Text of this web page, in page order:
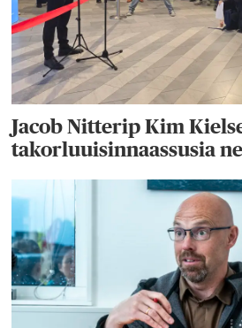
Jacob Nitterip Kim
takorluuisinnaassusia